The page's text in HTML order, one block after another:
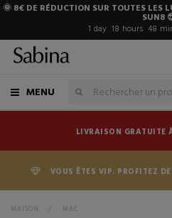
🌞 8€ DE RÉDUCTION SUR TOUTES LES
SUN8
1 day 18 hours 48
MENU
LIVRAISON GRATUITE
VOUS ÊTES VIP. PROFITEZ
MAISON > MAC